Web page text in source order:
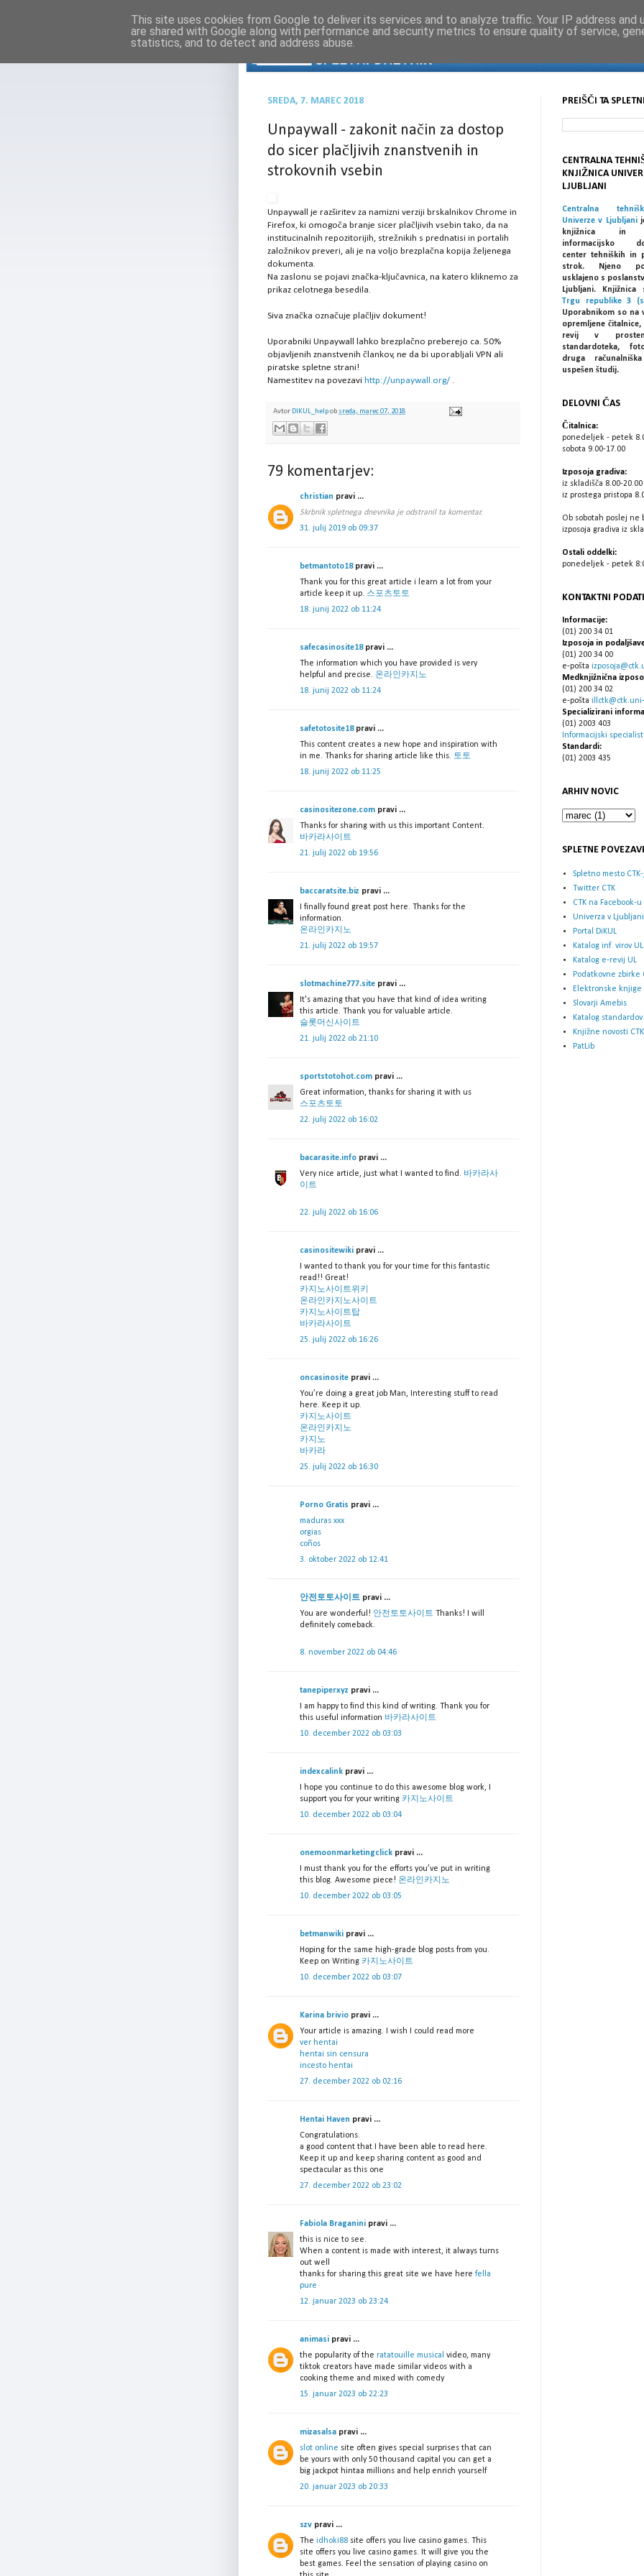
SREDA, 7. MAREC 2018
Unpaywall - zakonit način za dostop
do sicer plačljivih znanstvenih in
strokovnih vsebin
Unpaywall je razširitev za namizni verziji brskalnikov Chrome in
Firefox, ki omogoča branje sicer plačljivih vsebin tako, da na
institucinalnih repozitorijih, strežnikih s prednatisi in portalih
založnikov preveri, ali je na voljo brezplačna kopija željenega
dokumenta.
Na zaslonu se pojavi značka-ključavnica, na katero kliknemo za
prikaz celotnega besedila.
Siva značka označuje plačljiv dokument!
Uporabniki Unpaywall lahko brezplačno preberejo ca. 50%
objavljenih znanstvenih člankov, ne da bi uporabljali VPN ali
piratske spletne strani!
Namestitev na povezavi http://unpaywall.org/ .
Avtor DIKUL_helpob sreda, marec 07, 2018
79 komentarjev:
christian pravi ...
Skrbnik spletnega dnevnika je odstranil ta komentar.
31. julij 2019 ob 09:37
betmantoto18pravi ...
Thank you for this great article i learn a lot from your
article keep it up. 스포츠토토
18. junij 2022 ob 11:24
safecasinosite18pravi ...
The information which you have provided is very
helpful and precise. 온라인카지노
18. junij 2022 ob 11:24
safetotosite18pravi ...
This content creates a new hope and inspiration with
in me. Thanks for sharing article like this. 토토
18. junij 2022 ob 11:25
casinositezone.com pravi ...
Thanks for sharing with us this important Content.
바카라사이트
21. julij 2022 ob 19:56
baccaratsite.biz pravi ...
I finally found great post here. Thanks for the
information.
온라인카지노
21. julij 2022 ob 19:57
slotmachine777.site pravi ...
It's amazing that you have that kind of idea writing
this article. Thank you for valuable article.
슬롯머신사이트
21. julij 2022 ob 21:10
sportstotohot.com pravi ...
Great information, thanks for sharing it with us
스포츠토토
22. julij 2022 ob 16:02
bacarasite.info pravi ...
Very nice article, just what I wanted to find. 바카라사
이트
22. julij 2022 ob 16:06
casinositewiki pravi ...
I wanted to thank you for your time for this fantastic
read!! Great!
카지노사이트위키
온라인카지노사이트
카지노사이트탑
바카라사이트
25. julij 2022 ob 16:26
oncasinosite pravi ...
You’re doing a great job Man, Interesting stuff to read
here. Keep it up.
카지노사이트
온라인카지노
카지노
바카라
25. julij 2022 ob 16:30
Porno Gratis pravi ...
maduras xxx
orgias
coños
3. oktober 2022 ob 12:41
안전토토사이트 pravi ...
You are wonderful! 안전토토사이트 Thanks! I will
definitely comeback.
8. november 2022 ob 04:46
tanepiperxyz pravi ...
I am happy to find this kind of writing. Thank you for
this useful information 바카라사이트
10. december 2022 ob 03:03
indexcalink pravi ...
I hope you continue to do this awesome blog work, I
support you for your writing 카지노사이트
10. december 2022 ob 03:04
onemoonmarketingclick pravi ...
I must thank you for the efforts you’ve put in writing
this blog. Awesome piece! 온라인카지노
10. december 2022 ob 03:05
betmanwiki pravi ...
Hoping for the same high-grade blog posts from you.
Keep on Writing 카지노사이트
10. december 2022 ob 03:07
Karina brivio pravi ...
Your article is amazing. I wish I could read more
ver hentai
hentai sin censura
incesto hentai
27. december 2022 ob 02:16
Hentai Haven pravi ...
Congratulations.
a good content that I have been able to read here.
Keep it up and keep sharing content as good and
spectacular as this one
27. december 2022 ob 23:02
Fabiola Braganini pravi ...
this is nice to see.
When a content is made with interest, it always turns
out well
thanks for sharing this great site we have here fella
pure
12. januar 2023 ob 23:24
animasi pravi ...
the popularity of the ratatouille musical video, many
tiktok creators have made similar videos with a
cooking theme and mixed with comedy
15. januar 2023 ob 22:23
mizasalsa pravi ...
slot online site often gives special surprises that can
be yours with only 50 thousand capital you can get a
big jackpot hintaa millions and help enrich yourself
20. januar 2023 ob 20:33
szv pravi ...
The idhoki88 site offers you live casino games. This
site offers you live casino games. It will give you the
best games. Feel the sensation of playing casino on
PREIŠČI TA
CENTRALNA
KNJIŽNICA
LJUBLJANI
Centralna
Univerze v Ljubljani
knjižnica in
informacijsko
center tehniških in
strok. Njeno
usklajeno s
Ljubljani.
Trgu republike 3
Uporabnikom so na
opremljene čitalnice,
revij v
standardoteka,
druga
uspešen študij.
DELOVNI ČAS
Čitalnica:
ponedeljek - petek
sobota 9.00-17.00
Izposoja gradiva:
iz skladišča 8.00-20.00
iz prostega pristopa
Ob sobotah poslej ne
izposoja gradiva iz
Ostali oddelki:
ponedeljek - petek
KONTAKTNI
Informacije:
(01) 200 34 01
Izposoja in
(01) 200 34 00
e-pošta
Medknjižnična
(01) 200 34 02
e-pošta
Specializirani
(01) 2003 403
Informacijski specialisti
Standardi:
(01) 2003 435
ARHIV NOVIC
SPLETNE
Spletno mesto
Twitter CTK
CTK na Facebook-u
Univerza v Ljubljani
Portal DiKUL
Katalog inf. virov UL
Katalog e-revij UL
Podatkovne zbirke
Elektronske knjige
Slovarji Amebis
Katalog standardov
Knjižne novosti
PatLib
This site uses cookies from Google to deliver its services and to analyze traffic. Your IP address and
are shared with Google along with performance and security metrics to ensure quality of service,
statistics, and to detect and address abuse.